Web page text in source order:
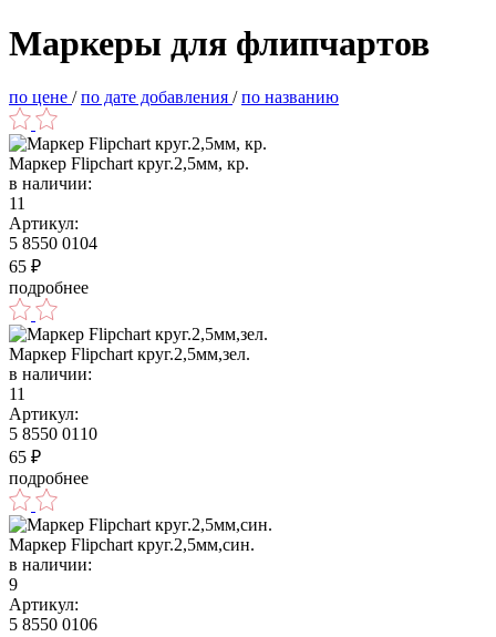
Маркеры для флипчартов
по цене /по дате добавления /по названию
Маркер Flipchart круг.2,5мм, кр.
в наличии:
11
Артикул:
5 8550 0104
65 ₽
подробнее
Маркер Flipchart круг.2,5мм,зел.
в наличии:
11
Артикул:
5 8550 0110
65 ₽
подробнее
Маркер Flipchart круг.2,5мм,син.
в наличии:
9
Артикул:
5 8550 0106